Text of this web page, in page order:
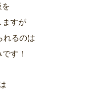
ますが
れるのは
す！